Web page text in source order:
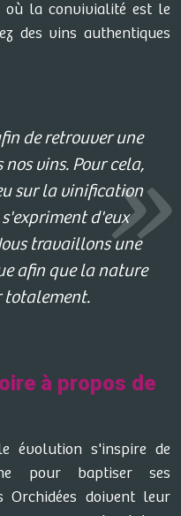
où la convivialité est le
des vins authentiques
de retrouver une
vins. Pour cela,
sur la vinification
d'eux
travaillons une
afin que la nature
totalement.
à propos de
évolution s'inspire de
pour baptiser ses
Orchidées doivent leur